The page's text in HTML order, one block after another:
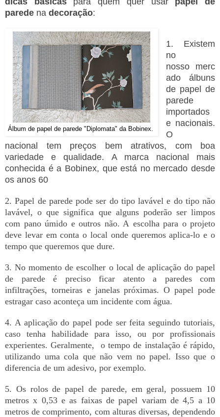
parede na decoração:
Álbum de papel de parede "Diplomata" da Bobinex.
1. Existem
no
nosso merc
ado álbuns
de papel de
parede
importados
e nacionais.
O
nacional tem preços bem atrativos, com boa
variedade e qualidade. A marca nacional mais
conhecida é a Bobinex, que está no mercado desde
os anos 60
2. Papel de parede pode ser do tipo lavável e do tipo não
lavável, o que significa que alguns poderão ser limpos
com pano úmido e outros não. A escolha para o projeto
deve levar em conta o local onde queremos aplica-lo e o
tempo que queremos que dure.
3. No momento de escolher o local de aplicação do papel
de parede é preciso ficar atento a paredes com
infiltrações, torneiras e janelas próximas. O papel pode
estragar caso aconteça um incidente com água.
4. A aplicação do papel pode ser feita seguindo tutoriais,
caso tenha habilidade para isso, ou por profissionais
experientes. Geralmente, o tempo de instalação é rápido,
utilizando uma cola que não vem no papel. Isso que o
diferencia de um adesivo, por exemplo.
5. Os rolos de papel de parede, em geral, possuem 10
metros x 0,53 e as faixas de papel variam de 4,5 a 10
metros de comprimento, com alturas diversas, dependendo